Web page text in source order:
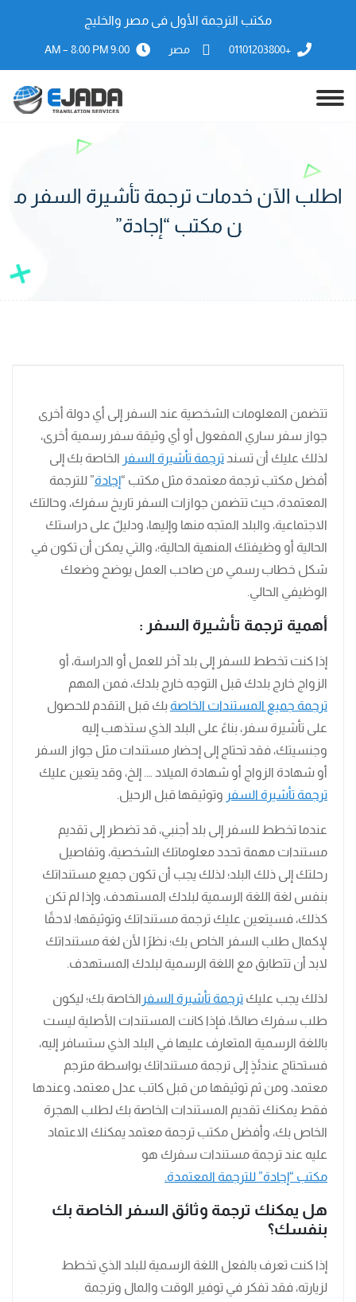
مكتب الترجمة الأول فى مصر والخليج
+01101203800 مصر 9:00 AM – 8:00 PM
اطلب الآن خدمات ترجمة تأشيرة السفر م
ن مكتب “إجادة”
تتضمن المعلومات الشخصية عند السفر إلى أي دولة أخرى
جواز سفر ساري المفعول أو أي وثيقة سفر رسمية أخرى،
لذلك عليك أن تسند ترجمة تأشيرة السفر الخاصة بك إلى
أفضل مكتب ترجمة معتمدة مثل مكتب “إجادة” للترجمة
المعتمدة، حيث تتضمن جوازات السفر تاريخ سفرك، وحالتك
الاجتماعية، والبلد المتجه منها وإليها، ودليلٌ على دراستك
الحالية أو وظيفتك المنهية الحالية؛، والتي يمكن أن تكون في
شكل خطاب رسمي من صاحب العمل يوضح وضعك
الوظيفي الحالي.
أهمية ترجمة تأشيرة السفر :
إذا كنت تخطط للسفر إلى بلد آخر للعمل أو الدراسة، أو
الزواج خارج بلدك قبل التوجه خارج بلدك، فمن المهم
ترجمة جميع المستندات الخاصة بك قبل التقدم للحصول
على تأشيرة سفر، بناءً على البلد الذي ستذهب إليه
وجنسيتك، فقد تحتاج إلى إحضار مستندات مثل جواز السفر
أو شهادة الزواج أو شهادة الميلاد …. إلخ، وقد يتعين عليك
ترجمة تأشيرة السفر وتوثيقها قبل الرحيل.
عندما تخطط للسفر إلى بلد أجنبي، قد تضطر إلى تقديم
مستندات مهمة تحدد معلوماتك الشخصية، وتفاصيل
رحلتك إلى ذلك البلد؛ لذلك يجب أن تكون جميع مستنداتك
بنفس لغة اللغة الرسمية لبلدك المستهدف، وإذا لم تكن
كذلك، فسيتعين عليك ترجمة مستنداتك وتوثيقها؛ لاحقًا
لإكمال طلب السفر الخاص بك؛ نظرًا لأن لغة مستنداتك
لابد أن تتطابق مع اللغة الرسمية لبلدك المستهدف.
لذلك يجب عليك ترجمة تأشيرة السفر الخاصة بك؛ ليكون
طلب سفرك صالحًا، فإذا كانت المستندات الأصلية ليست
باللغة الرسمية المتعارف عليها في البلد الذي ستسافر إليه،
فستحتاج عندئذٍ إلى ترجمة مستنداتك بواسطة مترجم
معتمد، ومن ثم توثيقها من قبل كاتب عدل معتمد، وعندها
فقط يمكنك تقديم المستندات الخاصة بك لطلب الهجرة
الخاص بك، وأفضل مكتب ترجمة معتمد يمكنك الاعتماد
عليه عند ترجمة مستندات سفرك هو
مكتب “إجادة” للترجمة المعتمدة.
هل يمكنك ترجمة وثائق السفر الخاصة بك
بنفسك؟
إذا كنت تعرف بالفعل اللغة الرسمية للبلد الذي تخطط
لزيارته، فقد تفكر في توفير الوقت والمال وترجمة